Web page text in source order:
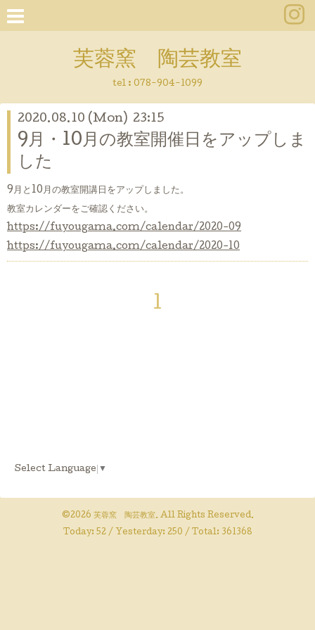
芙蓉窯 陶芸教室
tel : 078-904-1099
2020.08.10 (Mon) 23:15
9月・10月の教室開催日をアップしま
した
9月と10月の教室開講日をアップしました。
教室カレンダーをご確認ください。
https://fuyougama.com/calendar/2020-09
https://fuyougama.com/calendar/2020-10
1
Select Language ▼
©2026 芙蓉窯 陶芸教室. All Rights Reserved.
Today: 52/ Yesterday: 250 / Total: 361368